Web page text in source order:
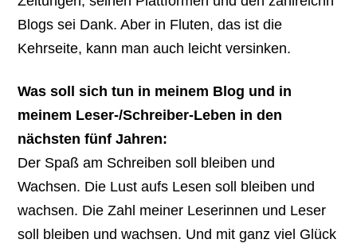
Blogs sei Dank. Aber in Fluten, das ist die
Kehrseite, kann man auch leicht versinken.
Was soll sich tun in meinem Blog und in
meinem Leser-/Schreiber-Leben in den
nächsten fünf Jahren:
Der Spaß am Schreiben soll bleiben und
Wachsen. Die Lust aufs Lesen soll bleiben und
wachsen. Die Zahl meiner Leserinnen und Leser
soll bleiben und wachsen. Und mit ganz viel Glück